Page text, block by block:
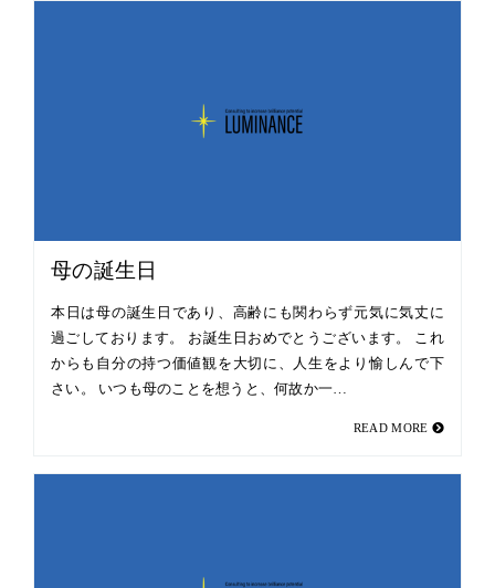
母の誕生日
本日は母の誕生日であり、高齢にも関わらず元気に気丈に
過ごしております。 お誕生日おめでとうございます。 これ
からも自分の持つ価値観を大切に、人生をより愉しんで下
さい。 いつも母のことを想うと、何故か一…
READ MORE